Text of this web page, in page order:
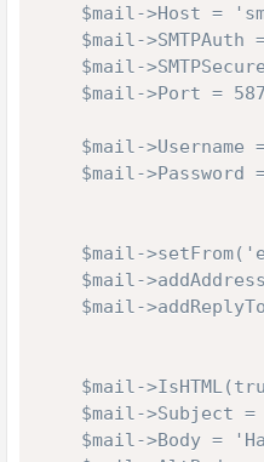
$mail->Host =
$mail->SMTPAuth
$mail-
$mail->Port =
$mail->Username
$mail->Password
$mail-
$mail-
$mail-
$mail-
$mail->Subject
$mail->Body =